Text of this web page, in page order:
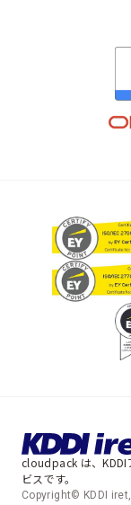
cloudpack は、KDDI
ビスです。
Copyright© KDDI